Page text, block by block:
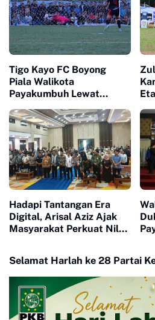
Tigo Kayo FC Boyong
Piala Walikota
Payakumbuh Lewat
Hadapi Tantangan Era
Digital, Arisal Aziz Ajak
Masyarakat Perkuat Nilai
Selamat Harlah ke 28 Partai